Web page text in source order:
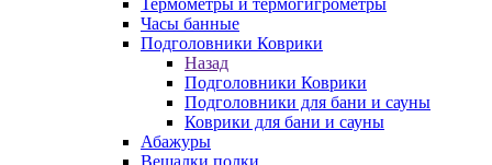
Термометры и термогигрометры
Часы банные
Подголовники Коврики
Назад
Подголовники Коврики
Подголовники для бани и сауны
Коврики для бани и сауны
Абажуры
Вешалки,полки